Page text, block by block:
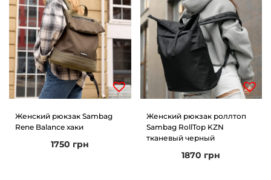
Женский рюкзак Sambag
Rene Balance хаки
1750 грн
Женский рюкзак роллтоп
Sambag RollTop KZN
тканевый черный
1870 грн